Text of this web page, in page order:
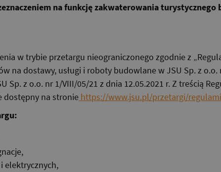
na funkcję zakwaterowania
w trybie przetargu nieograniczonego zgodnie z
na dostawy, usługi i roboty budowlane w JSU Sp. z
Sp. z o.o. nr 1/VIII/05/21 z dnia 12.05.2021 r. Z treścią
dostępny na stronie https://www.jsu.pl/przetargi/
elektrycznych,